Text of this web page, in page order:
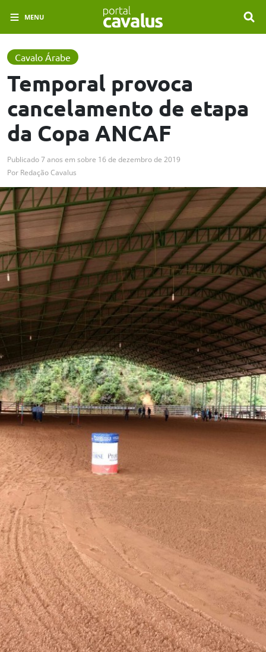
MENU
Cavalo Árabe
Temporal provoca
cancelamento de etapa
da Copa ANCAF
Publicado7 anos em sobre 16 de dezembro de 2019
Por Redação Cavalus